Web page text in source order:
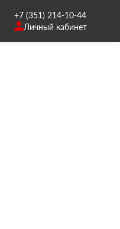
+7 (351) 214-10-44
Личный кабинет